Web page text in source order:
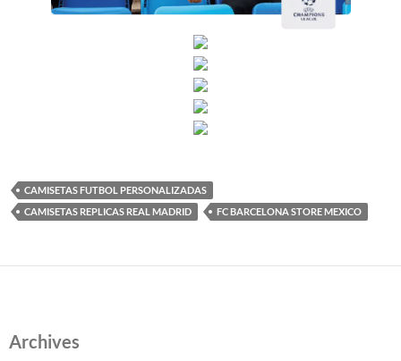
CAMISETAS FUTBOL PERSONALIZADAS
CAMISETAS REPLICAS REAL MADRID
FC BARCELONA STORE MEXICO
Archives